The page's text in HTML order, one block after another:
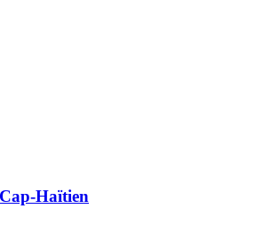
Haïtien